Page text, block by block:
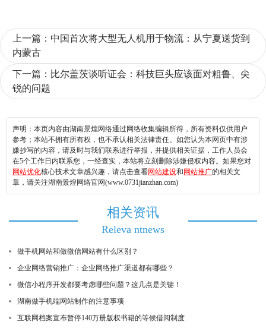
上一篇： 中国首次将大型无人机用于物流：从宁夏送货到
内蒙古
下一篇： 比尔盖茨谈听证会：科技巨头应该面对粗鲁、尖
锐的问题
声明：本页内容由湖南景煌网络通过网络收集编辑所得，所有资料仅供用户
参考；本站不拥有所有权，也不承认相关法律责任。如您认为本网页中有涉
嫌抄写的内容，请及时与我们联系进行举报，并提供相关证据，工作人员会
在5个工作日内联系您，一经查实，本站将立刻删除涉嫌侵权内容。如果您对
网站优化核心技术文章感兴趣，请点击查看网站建设和 网站推广的相关文
章，请关注湖南景煌网络官网(www.0731jianzhan.com)
相关资讯
Releva ntnews
做手机网站和做微信网站有什么区别？
企业网络营销推广：企业网络推广渠道都有哪些？
微信小程序开发都要考虑哪些问题？这几点是关键！
湖南做手机端网站制作的注意事项
互联网档案宣布暂停140万册版权书籍的等候借阅制度